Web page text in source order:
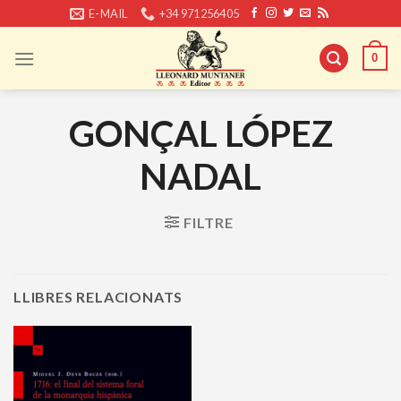
content
E-MAIL +34 971256405
0
GONÇAL LÓPEZ
NADAL
FILTRE
LLIBRES RELACIONATS